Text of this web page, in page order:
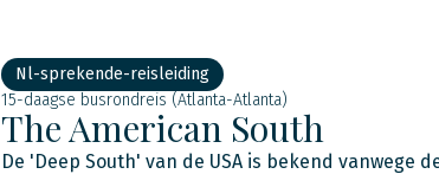
Nl-sprekende-reisleiding
15-daagse busrondreis (Atlanta-Atlanta)
The American South
De 'Deep South' van de USA is bekend vanwege